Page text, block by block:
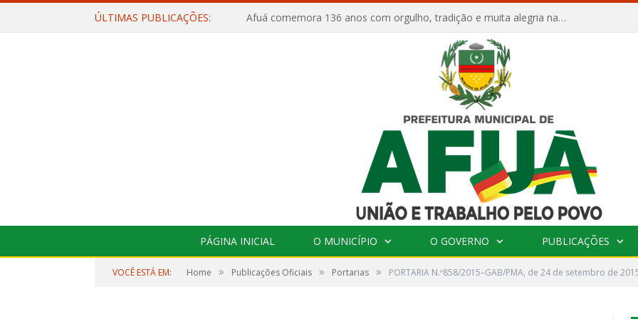
ÚLTIMAS PUBLICAÇÕES: Afuá comemora 136 anos com orgulho, tradição e muita alegria na Quadra Dr. Nelson Salomão
PÁGINA INICIAL O MUNICÍPIO O GOVERNO PUBLICAÇÕES
VOCÊ ESTÁ EM: Home » Publicações Oficiais » Portarias » PORTARIA N.º858/2015–GAB/PMA, de 24 de setembro de